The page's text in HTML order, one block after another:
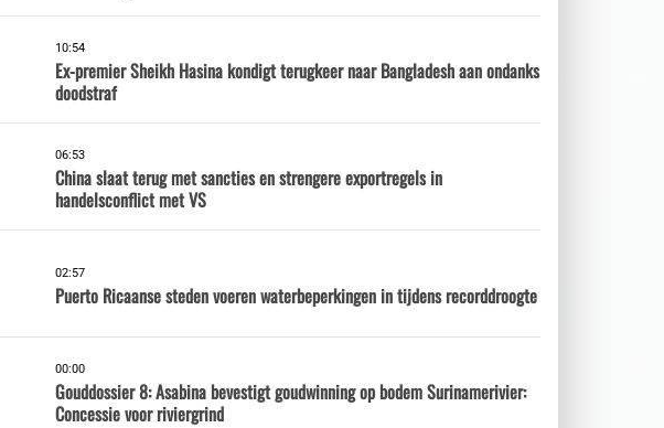
10:54
Ex-premier Sheikh Hasina kondigt terugkeer naar Bangladesh aan ondanks
doodstraf
06:53
China slaat terug met sancties en strengere exportregels in
handelsconflict met VS
02:57
Puerto Ricaanse steden voeren waterbeperkingen in tijdens recorddroogte
00:00
Gouddossier 8: Asabina bevestigt goudwinning op bodem Surinamerivier:
Concessie voor riviergrind